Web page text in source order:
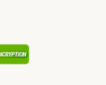
Security